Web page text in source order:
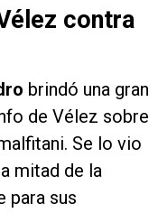
contra
brindó una gran
de Vélez sobre
Se lo vio
mitad de la
para sus